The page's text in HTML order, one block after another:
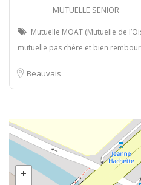
MUTUELLE SENIOR
Mutuelle MOAT (Mutuelle de
mutuelle pas chère et bien
Beauvais